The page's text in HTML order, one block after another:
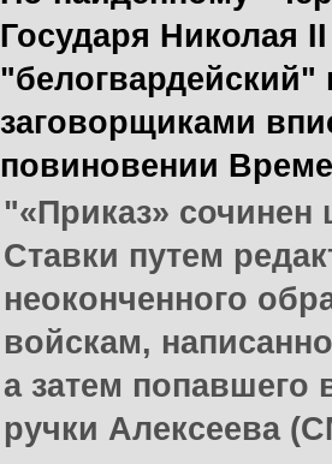
Государя Николая
"белогвардейский"
заговорщиками
повиновении
"«Приказ»
Ставки путем
неоконченного
войскам,
а затем попавшего
ручки Алексеева